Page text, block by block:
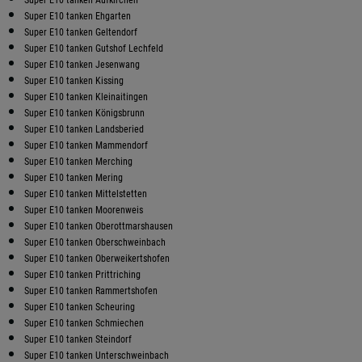
Super E10 tanken Ehgarten
Super E10 tanken Geltendorf
Super E10 tanken Gutshof Lechfeld
Super E10 tanken Jesenwang
Super E10 tanken Kissing
Super E10 tanken Kleinaitingen
Super E10 tanken Königsbrunn
Super E10 tanken Landsberied
Super E10 tanken Mammendorf
Super E10 tanken Merching
Super E10 tanken Mering
Super E10 tanken Mittelstetten
Super E10 tanken Moorenweis
Super E10 tanken Oberottmarshausen
Super E10 tanken Oberschweinbach
Super E10 tanken Oberweikertshofen
Super E10 tanken Prittriching
Super E10 tanken Rammertshofen
Super E10 tanken Scheuring
Super E10 tanken Schmiechen
Super E10 tanken Steindorf
Super E10 tanken Unterschweinbach